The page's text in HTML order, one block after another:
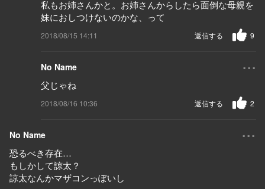
私もお姉さんかと。お姉さんからしたら面倒な母親を
妹におしつけないのかな、って
2018/08/15 14:11 9
返信する
No Name ...
父じゃね
2018/08/16 10:36 2
返信する
No Name ...
恐るべき存在…
もしかして諒太？
諒太なんかマザコンっぽいし